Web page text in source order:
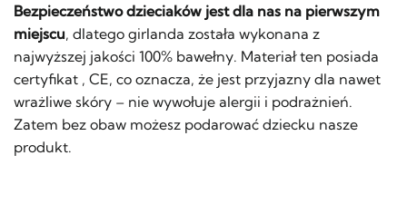
Bezpieczeństwo dzieciaków jest dla nas na pierwszym
miejscu, dlatego girlanda została wykonana z
najwyższej jakości 100% bawełny. Materiał ten posiada
certyfikat , CE, co oznacza, że jest przyjazny dla nawet
wrażliwe skóry – nie wywołuje alergii i podrażnień.
Zatem bez obaw możesz podarować dziecku nasze
produkt.